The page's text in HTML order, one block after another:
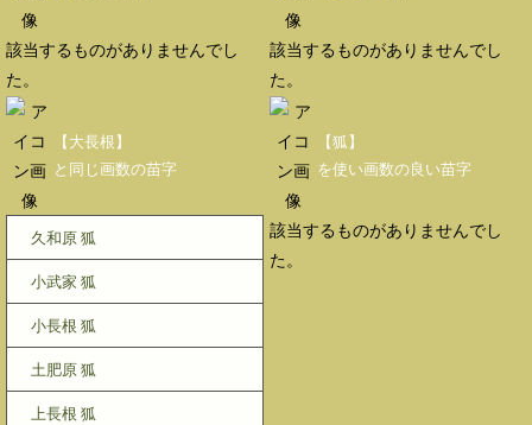
該当するものがありませんでし
た。
該当するものがありませんでし
た。
【大長根】
と同じ画数の苗字
久和原 狐
小武家 狐
小長根 狐
土肥原 狐
上長根 狐
【狐】
を使い画数の良い苗字
該当するものがありませんでし
た。